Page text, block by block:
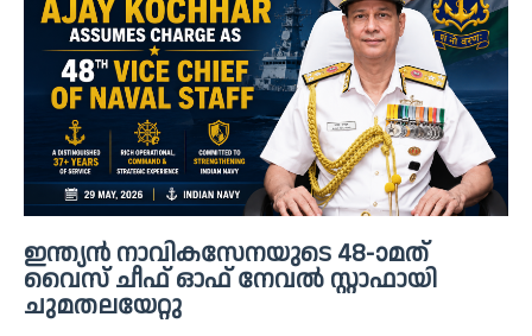
ഇന്ത്യൻ നാവികസേനയുടെ 48-ാമത്
വൈസ് ചീഫ് ഓഫ് നേവൽ സ്റ്റാഫായി
ചുമതലയേറ്റു